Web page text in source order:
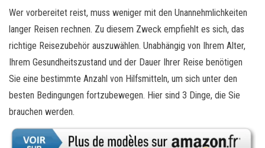
Wer vorbereitet reist, muss weniger mit den Unannehmlichkeiten
langer Reisen rechnen. Zu diesem Zweck empfiehlt es sich, das
richtige Reisezubehör auszuwählen. Unabhängig von Ihrem Alter,
Ihrem Gesundheitszustand und der Dauer Ihrer Reise benötigen
Sie eine bestimmte Anzahl von Hilfsmitteln, um sich unter den
besten Bedingungen fortzubewegen. Hier sind 3 Dinge, die Sie
brauchen werden.